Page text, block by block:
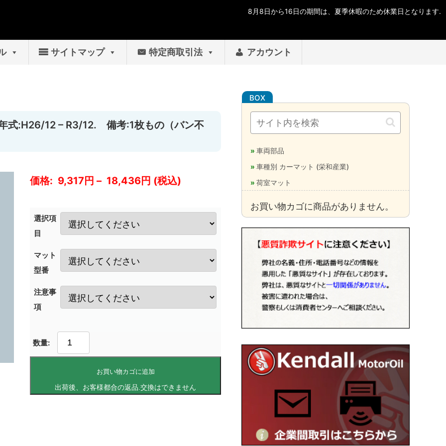
サイトマップ 特定商取引法 アカウント
式:H26/12 – R3/12. 備考:1枚もの（バン不
9,317 – 18,436
選択項
目
マット
型番
注意事
項
お買い物カゴに追加
車両部品
車種別 カーマット (栄和産業)
荷室マット
お買い物カゴに商品がありません。